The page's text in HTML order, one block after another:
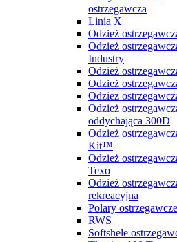
ostrzegawcza
Linia X
Odzież
Odzież
Industry
Odzież
Odzież
Odziez
Odzież
oddychająca 300D
Odzież
Kit™
Odzież
Texo
Odzież
rekreacyjna
Polary ostrzegawcze
RWS
Softshele